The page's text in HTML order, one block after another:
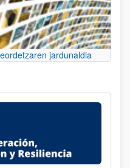
jardunaldia